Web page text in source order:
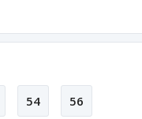
54 56